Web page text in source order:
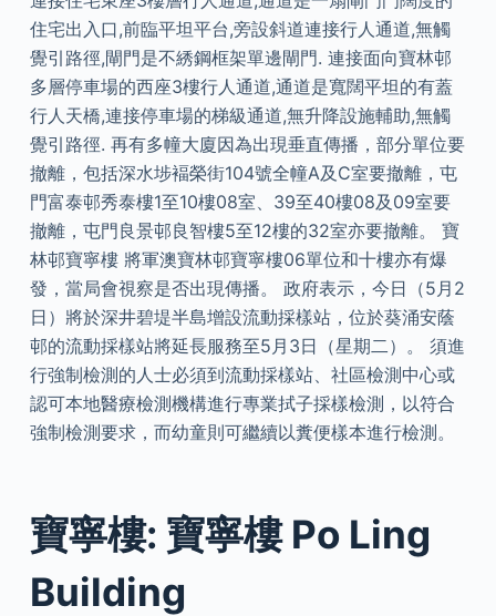
住宅出入口,前臨平坦平台,旁設斜道連接行人通道,無觸
覺引路徑,閘門是不綉鋼框架單邊閘門. 連接面向寶林邨
多層停車場的西座3樓行人通道,通道是寬闊平坦的有蓋
行人天橋,連接停車場的梯級通道,無升降設施輔助,無觸
覺引路徑. 再有多幢大廈因為出現垂直傳播，部分單位要
撤離，包括深水埗褔榮街104號全幢A及C室要撤離，屯
門富泰邨秀泰樓1至10樓08室、39至40樓08及09室要
撤離，屯門良景邨良智樓5至12樓的32室亦要撤離。 寶
林邨寶寧樓 將軍澳寶林邨寶寧樓06單位和十樓亦有爆
發，當局會視察是否出現傳播。 政府表示，今日（5月2
日）將於深井碧堤半島增設流動採樣站，位於葵涌安蔭
邨的流動採樣站將延長服務至5月3日（星期二）。 須進
行強制檢測的人士必須到流動採樣站、社區檢測中心或
認可本地醫療檢測機構進行專業拭子採樣檢測，以符合
強制檢測要求，而幼童則可繼續以糞便樣本進行檢測。
寶寧樓: 寶寧樓 Po Ling
Building